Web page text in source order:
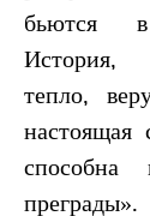
бьются
История,
тепло,
настоящая
способна
преграды».